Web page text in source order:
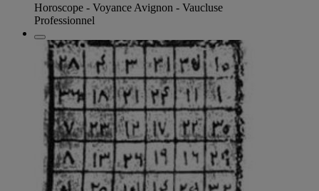
Horoscope - Voyance Avignon - Vaucluse
Professionnel